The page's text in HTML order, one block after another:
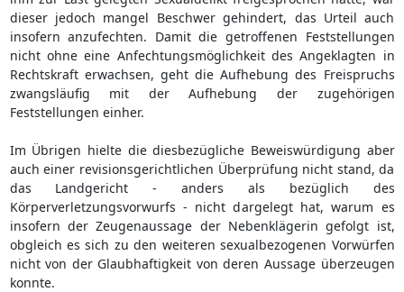
dieser jedoch mangel Beschwer gehindert, das Urteil auch
insofern anzufechten. Damit die getroffenen Feststellungen
nicht ohne eine Anfechtungsmöglichkeit des Angeklagten in
Rechtskraft erwachsen, geht die Aufhebung des Freispruchs
zwangsläufig mit der Aufhebung der zugehörigen
Feststellungen einher.
Im Übrigen hielte die diesbezügliche Beweiswürdigung aber
auch einer revisionsgerichtlichen Überprüfung nicht stand, da
das Landgericht - anders als bezüglich des
Körperverletzungsvorwurfs - nicht dargelegt hat, warum es
insofern der Zeugenaussage der Nebenklägerin gefolgt ist,
obgleich es sich zu den weiteren sexualbezogenen Vorwürfen
nicht von der Glaubhaftigkeit von deren Aussage überzeugen
konnte.